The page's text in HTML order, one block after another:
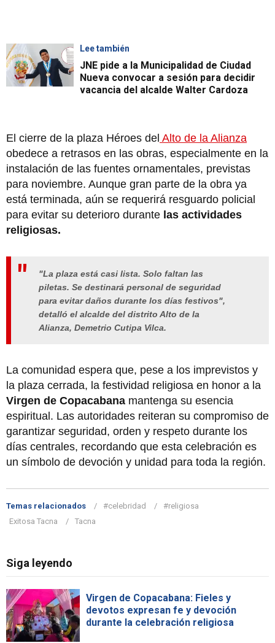
Lee también
JNE pide a la Municipalidad de Ciudad
Nueva convocar a sesión para decidir
vacancia del alcalde Walter Cardoza
El cierre de la plaza Héroes del Alto de la Alianza
obedece a retrasos en las obras, especialmente en la
instalación de las fuentes ornamentales, previstas
para noviembre. Aunque gran parte de la obra ya
está terminada, aún se requerirá resguardo policial
para evitar su deterioro durante las actividades
religiosas.
"La plaza está casi lista. Solo faltan las
piletas. Se destinará personal de seguridad
para evitar daños durante los días festivos",
detalló el alcalde del distrito Alto de la
Alianza, Demetrio Cutipa Vilca.
La comunidad espera que, pese a los imprevistos y
la plaza cerrada, la festividad religiosa en honor a la
Virgen de Copacabana mantenga su esencia
espiritual. Las autoridades reiteran su compromiso de
garantizar seguridad, orden y respeto durante los
días centrales, recordando que esta celebración es
un símbolo de devoción y unidad para toda la región.
Temas relacionados #celebridad
#religiosa
Exitosa Tacna
Tacna
Siga leyendo
Virgen de Copacabana: Fieles y
devotos expresan fe y devoción
durante la celebración religiosa